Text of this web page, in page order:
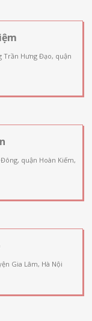
Trần Hưng Đạo, quận
quận Hoàn Kiếm,
Gia Lâm, Hà Nội